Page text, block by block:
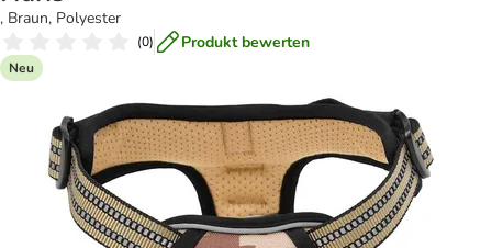
, Braun, Polyester
(0) Produkt bewerten
Neu